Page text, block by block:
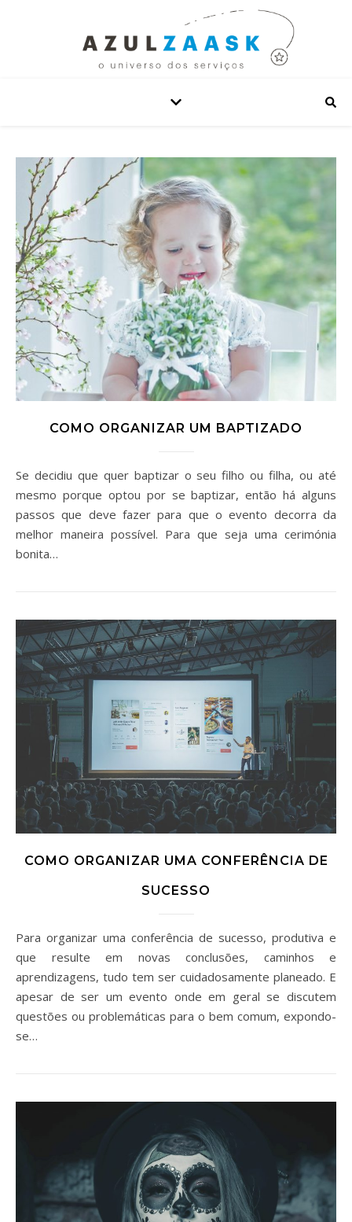
COMO ORGANIZAR UM BAPTIZADO
Se decidiu que quer baptizar o seu filho ou filha, ou até
mesmo porque optou por se baptizar, então há alguns
passos que deve fazer para que o evento decorra da
melhor maneira possível. Para que seja uma cerimónia
bonita…
COMO ORGANIZAR UMA CONFERÊNCIA DE
SUCESSO
Para organizar uma conferência de sucesso, produtiva e
que resulte em novas conclusões, caminhos e
aprendizagens, tudo tem ser cuidadosamente planeado. E
apesar de ser um evento onde em geral se discutem
questões ou problemáticas para o bem comum, expondo-
se…